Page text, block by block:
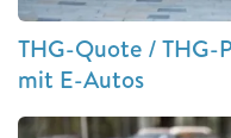
THG-Quote / THG-
mit E-Autos